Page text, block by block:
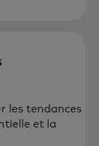
les tendances
et la